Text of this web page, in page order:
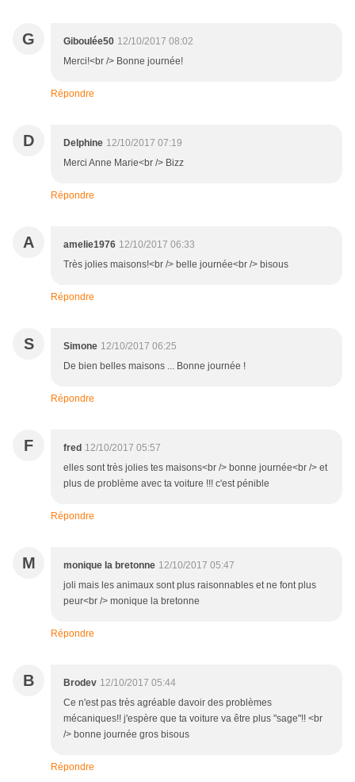
G Giboulée50 12/10/2017 08:02
Merci!<br /> Bonne journée!
Répondre
D Delphine 12/10/2017 07:19
Merci Anne Marie<br /> Bizz
Répondre
A amelie1976 12/10/2017 06:33
Très jolies maisons!<br /> belle journée<br /> bisous
Répondre
S Simone 12/10/2017 06:25
De bien belles maisons ... Bonne journée !
Répondre
F fred 12/10/2017 05:57
elles sont très jolies tes maisons<br /> bonne journée<br /> et
plus de problème avec ta voiture !!! c'est pénible
Répondre
M monique la bretonne 12/10/2017 05:47
joli mais les animaux sont plus raisonnables et ne font plus
peur<br /> monique la bretonne
Répondre
B Brodev 12/10/2017 05:44
Ce n'est pas très agréable davoir des problèmes
mécaniques!! j'espère que ta voiture va être plus "sage"!! <br
/> bonne journée gros bisous
Répondre